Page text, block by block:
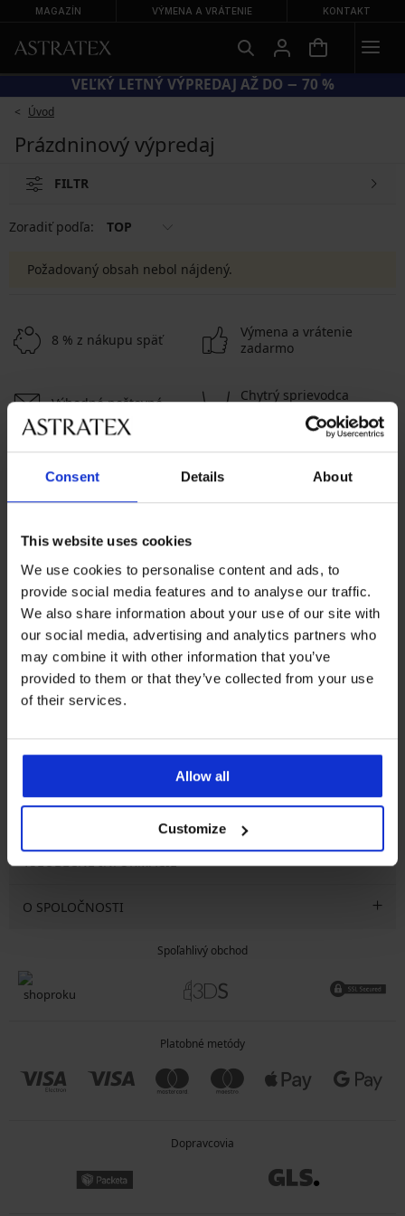
Consent Details About
This website uses cookies
We use cookies to personalise content and ads, to
provide social media features and to analyse our traffic.
We also share information about your use of our site with
our social media, advertising and analytics partners who
may combine it with other information that you’ve
provided to them or that they’ve collected from your use
of their services.
Allow all
Customize
MAGAZÍN VÝMENA A VRÁTENIE KONTAKT
VEĽKÝ LETNÝ VÝPREDAJ AŽ DO − 70 %
Úvod
Prázdninový výpredaj
FILTR
Zoradiť podľa: TOP
Požadovaný obsah nebol nájdený.
8 % z nákupu späť
Výmena a vrátenie
zadarmo
Výhodné poštovné
Chytrý sprievodca
Zákaznícka podpora
Počas pracovných dní od 8:00 do 17:00
02 205 703 40
info@astratex.sk
Newsletter
Prihláste sa do newsletteru a získajte
najhorúcejšie
novinky
CHCEM ODOBERAŤ
VŠEOBECNÉ INFORMÁCIE
O SPOLOČNOSTI
Spoľahlivý obchod
Platobné metódy
Dopravcovia